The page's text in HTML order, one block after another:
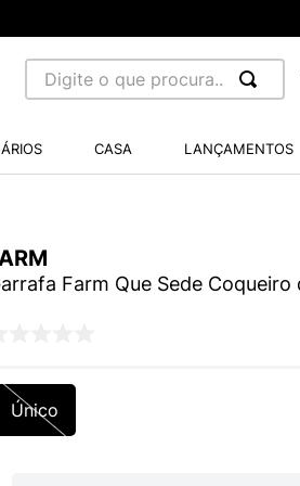
Digite o que procura...
CASA LANÇAMENTOS
Farm Que Sede
Único
BALANCE 530
WHITE
VANS ULTRARANGE